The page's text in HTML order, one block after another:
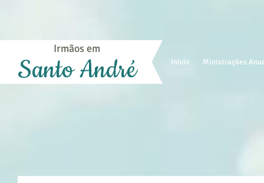
Início Ministrações
Irmãos em
Santo André